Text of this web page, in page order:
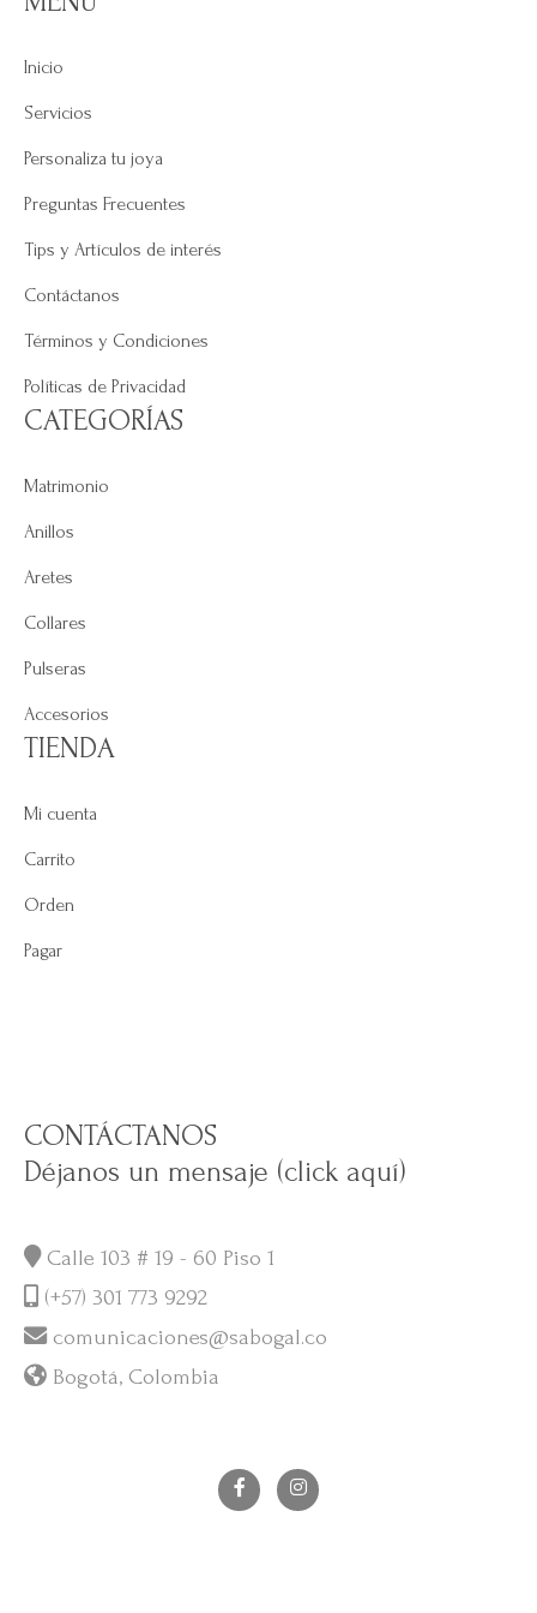
Inicio
Servicios
Personaliza tu joya
Preguntas Frecuentes
Tips y Artículos de interés
Contáctanos
Términos y Condiciones
Políticas de Privacidad
CATEGORÍAS
Matrimonio
Anillos
Aretes
Collares
Pulseras
Accesorios
TIENDA
Mi cuenta
Carrito
Orden
Pagar
CONTÁCTANOS
Déjanos un mensaje (click aquí)
Calle 103 # 19 - 60 Piso 1
(+57) 301 773 9292
comunicaciones@sabogal.co
Bogotá, Colombia